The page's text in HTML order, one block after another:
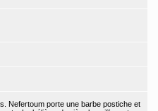
Nefertoum porte une barbe postiche et